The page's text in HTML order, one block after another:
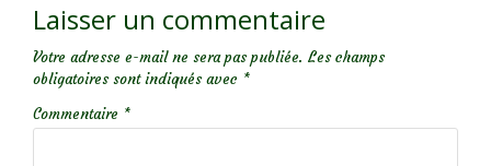
Laisser un commentaire
Votre adresse e-mail ne sera pas publiée. Les champs
obligatoires sont indiqués avec *
Commentaire *